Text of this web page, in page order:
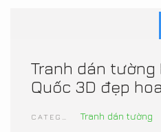
Tranh dán tường
Quốc 3D đẹp
Tranh dán tường